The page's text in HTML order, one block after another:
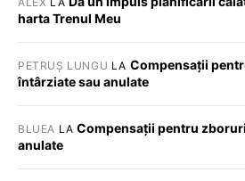
harta Trenul Meu
PETRUȘ LUNGU LA Compensații
întârziate sau anulate
BLUEA LACompensații pentru
anulate